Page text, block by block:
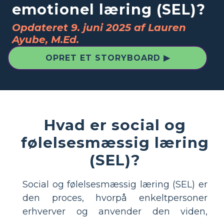
emotionel læring (SEL)?
Opdateret 9. juni 2025 af Lauren
Ayube, M.Ed.
OPRET ET STORYBOARD ▶
Hvad er social og
følelsesmæssig læring
(SEL)?
Social og følelsesmæssig læring (SEL) er
den proces, hvorpå enkeltpersoner
erhverver og anvender den viden,